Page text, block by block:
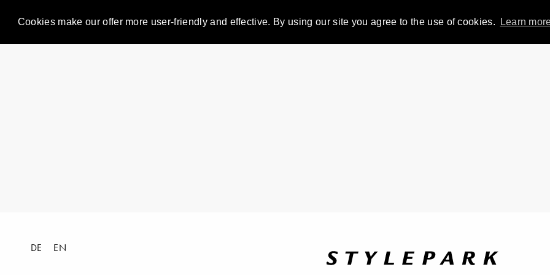
Cookies make our offer more user-friendly and effective. By using our site you agree to the use of cookies. Learn
DE EN